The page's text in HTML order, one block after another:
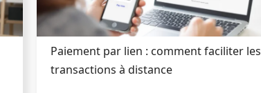
Paiement par lien : comment faciliter les
transactions à distance